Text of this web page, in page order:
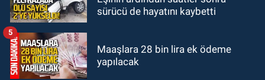
sürücü de hayatını kaybetti
Maaşlara 28 bin lira ek ödeme
yapılacak
5